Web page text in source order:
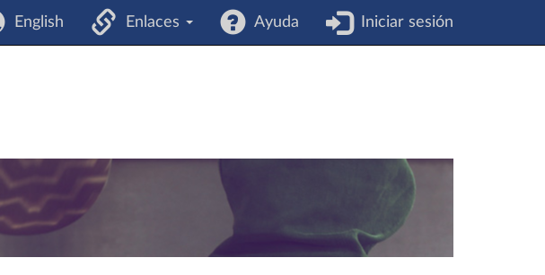
English Enlaces Ayuda Iniciar sesión